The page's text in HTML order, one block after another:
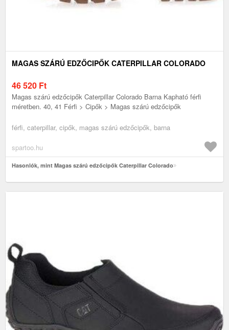
MAGAS SZÁRÚ EDZŐCIPŐK CATERPILLAR COLORADO
46 520 Ft
Magas szárú edzőcipők Caterpillar Colorado Barna Kapható férfi
méretben. 40, 41 Férfi > Cipők > Magas szárú edzőcipők
férfi, caterpillar, cipők, magas szárú edzőcipők, barna
spartoo.hu
Hasonlók, mint Magas szárú edzőcipők Caterpillar Colorado